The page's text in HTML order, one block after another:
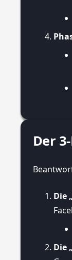
Der
Die
Die